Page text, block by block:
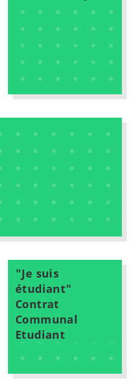
"Je suis
étudiant"
Contrat
Communal
Etudiant